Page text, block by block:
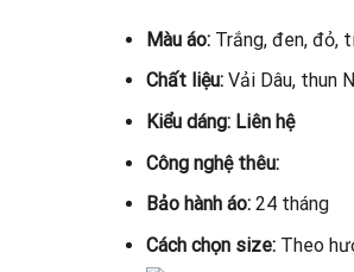
Màu áo:Trắng, đen, đỏ,
Chất liệu: Vải Dâu, thun
Kiểu dáng: Liên hệ
Công nghệ thêu:
Bảo hành áo:24 tháng
Cách chọn size:Theo